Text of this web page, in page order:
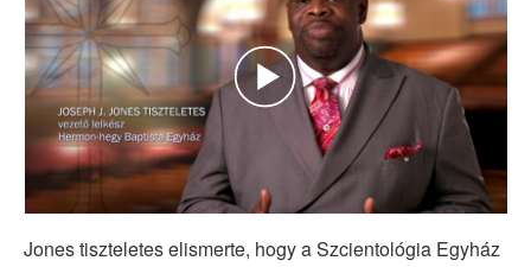
Play
Video
Jones tiszteletes elismerte, hogy a Szcientológia Egyház